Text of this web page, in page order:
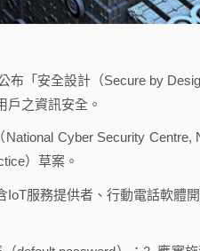
「安全設計（Secure by
戶之資訊安全。
Cyber Security Centre,
）草案。
服務提供者、行動電話軟體